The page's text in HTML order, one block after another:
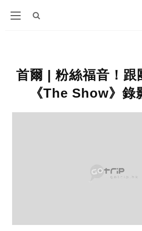
首爾 | 粉絲福音！跟
《The Show》